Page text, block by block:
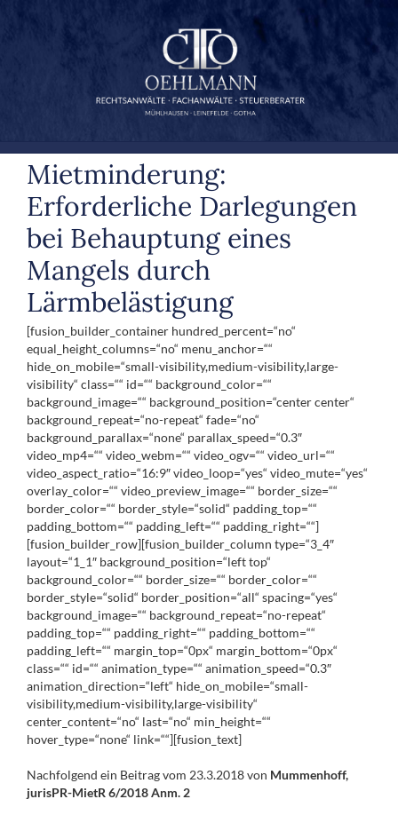
Mietminderung:
Erforderliche Darlegungen
bei Behauptung eines
Mangels durch
Lärmbelästigung
[fusion_builder_container hundred_percent=“no“
equal_height_columns=“no“ menu_anchor=““
hide_on_mobile=“small-visibility,medium-visibility,large-
visibility“ class=““ id=““ background_color=““
background_image=““ background_position=“center center“
background_repeat=“no-repeat“ fade=“no“
background_parallax=“none“ parallax_speed=“0.3″
video_mp4=““ video_webm=““ video_ogv=““ video_url=““
video_aspect_ratio=“16:9″ video_loop=“yes“ video_mute=“yes“
overlay_color=““ video_preview_image=““ border_size=““
border_color=““ border_style=“solid“ padding_top=““
padding_bottom=““ padding_left=““ padding_right=““]
[fusion_builder_row][fusion_builder_column type=“3_4″
layout=“1_1″ background_position=“left top“
background_color=““ border_size=““ border_color=““
border_style=“solid“ border_position=“all“ spacing=“yes“
background_image=““ background_repeat=“no-repeat“
padding_top=““ padding_right=““ padding_bottom=““
padding_left=““ margin_top=“0px“ margin_bottom=“0px“
class=““ id=““ animation_type=““ animation_speed=“0.3″
animation_direction=“left“ hide_on_mobile=“small-
visibility,medium-visibility,large-visibility“
center_content=“no“ last=“no“ min_height=““
hover_type=“none“ link=““][fusion_text]
Nachfolgend ein Beitrag vom 23.3.2018 von Mummenhoff,
jurisPR-MietR 6/2018 Anm. 2